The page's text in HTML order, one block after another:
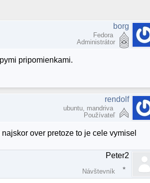
borg
Fedora
Administrátor
pripomienkami.
rendolf
ubuntu, mandriva
Používateľ
over pretoze to je cele vymisel
Peter2
Návštevník